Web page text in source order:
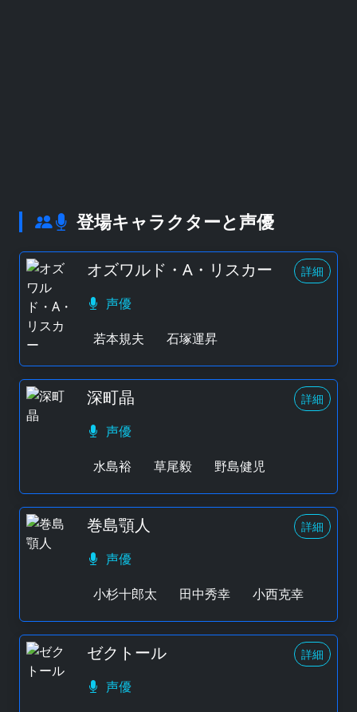
登場キャラクターと声優
オズワルド・A・リスカー 詳細
声優
若本規夫
石塚運昇
深町晶 詳細
声優
水島裕
草尾毅 野島健児
巻島顎人 詳細
声優
小杉十郎太
田中秀幸 小西克幸
ゼクトール 詳細
声優